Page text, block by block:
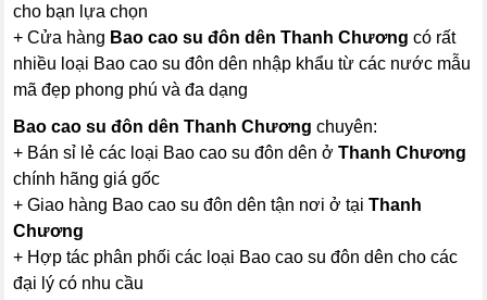
cho bạn lựa chọn
+ Cửa hàng Bao cao su đôn dên Thanh Chương có rất
nhiều loại Bao cao su đôn dên nhập khẩu từ các nước mẫu
mã đẹp phong phú và đa dạng
Bao cao su đôn dên Thanh Chươngchuyên:
+ Bán sỉ lẻ các loại Bao cao su đôn dên ởThanh Chương
chính hãng giá gốc
+ Giao hàng Bao cao su đôn dên tận nơi ở tạiThanh
Chương
+ Hợp tác phân phối các loại Bao cao su đôn dên cho các
đại lý có nhu cầu